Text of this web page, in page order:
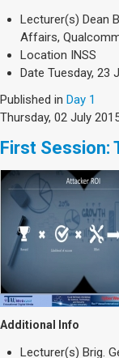
Lecturer(s) Dean
Affairs,
Location INSS
Date Tuesday, 23
Published in Day 1
Thursday, 02 July
First Session:
Additional Info
Lecturer(s) Brig.